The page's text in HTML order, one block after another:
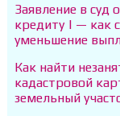
Заявление в суд
кредиту | — как
уменьшение
Как найти
кадастровой
земельный